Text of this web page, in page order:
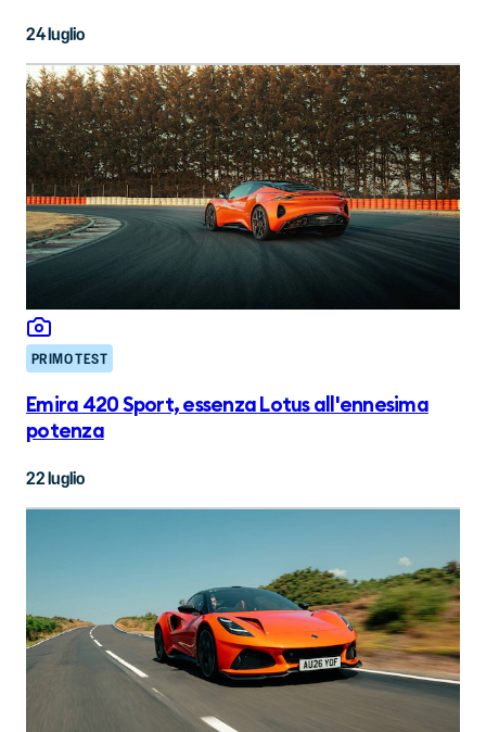
24 luglio
PRIMO TEST
Emira 420 Sport, essenza Lotus all'ennesima
potenza
22 luglio